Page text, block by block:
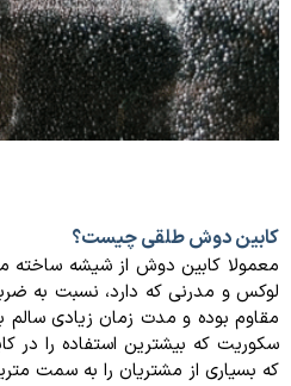
کابین دوش طلقی چیست؟
معمولا کابین دوش از شیشه ساخته
لوکس و مدرنی که دارد، نسبت به
مقاوم بوده و مدت زمان زیادی سالم
سکوریت که بیشترین استفاده را در
که بسیاری از مشتریان را به سمت